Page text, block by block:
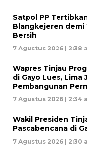
Satpol PP
Blangkejeren demi
Bersih
7 Agustus 2026 | 2:38
Wapres Tinjau
di Gayo Lues,
Pembangunan
7 Agustus 2026 | 2:34
Wakil Presiden
Pascabencana di
7 Agustus 2026 | 2:30